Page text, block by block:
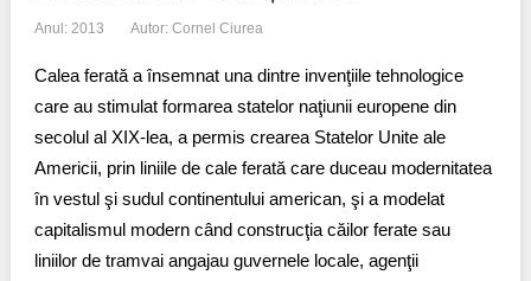
Anul: 2013 Autor: Cornel Ciurea
Calea ferată a însemnat una dintre invenţiile tehnologice
care au stimulat formarea statelor naţiunii europene din
secolul al XIX-lea, a permis crearea Statelor Unite ale
Americii, prin liniile de cale ferată care duceau modernitatea
în vestul şi sudul continentului american, şi a modelat
capitalismul modern când construcţia căilor ferate sau
liniilor de tramvai angajau guvernele locale, agenţii